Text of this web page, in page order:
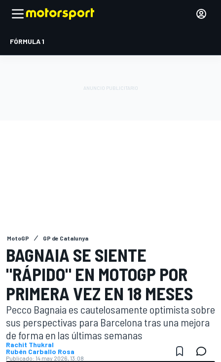
FÓRMULA 1
MotoGP GP de Catalunya
BAGNAIA SE SIENTE
"RÁPIDO" EN MOTOGP POR
PRIMERA VEZ EN 18 MESES
Pecco Bagnaia es cautelosamente optimista sobre
sus perspectivas para Barcelona tras una mejora
de forma en las últimas semanas
Rachit Thukral
Rubén Carballo Rosa
Publicado: 14 may 2026, 13:08